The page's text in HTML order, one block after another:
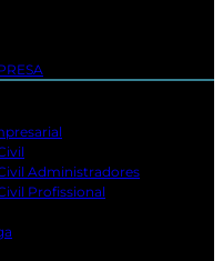
Administradores
Profissional